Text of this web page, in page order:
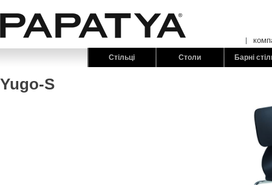
Стільці Столи Барні
Yugo-S